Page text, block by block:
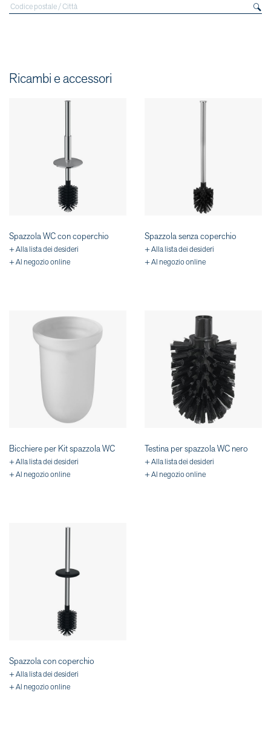
Ricambi e accessori
Spazzola WC con coperchio
+ Alla lista dei desideri
+ Al negozio online
Spazzola senza coperchio
+ Alla lista dei desideri
+ Al negozio online
Bicchiere per Kit spazzola WC
+ Alla lista dei desideri
+ Al negozio online
Testina per spazzola WC nero
+ Alla lista dei desideri
+ Al negozio online
Spazzola con coperchio
+ Alla lista dei desideri
+ Al negozio online